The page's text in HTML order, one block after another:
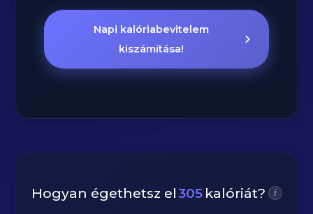
Napi kalóriabevitelem
kiszámítása!
Hogyan égethetsz el305 kalóriát? i